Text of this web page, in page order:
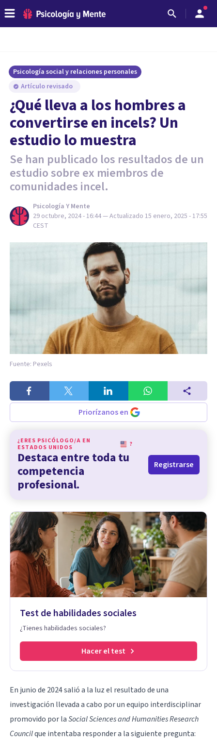
Psicología social y relaciones personales
Artículo revisado
¿Qué lleva a los hombres a
convertirse en incels? Un
estudio lo muestra
Se han publicado los resultados de un
estudio sobre ex miembros de
comunidades incel.
Psicología Y Mente
29 octubre, 2024 - 16:44— Actualizado 15 enero, 2025 - 17:55
CEST
Fuente: Pexels
Priorízanos en
¿ERES PSICÓLOGO/A EN
ESTADOS UNIDOS
?
Destaca entre toda tu
competencia
profesional.
Registrarse
Test de habilidades sociales
¿Tienes habilidades sociales?
Hacer el test
En junio de 2024 salió a la luz el resultado de una
investigación llevada a cabo por un equipo interdisciplinar
promovido por laSocial Sciences and Humanities Research
Councilque intentaba responder a la siguiente pregunta: